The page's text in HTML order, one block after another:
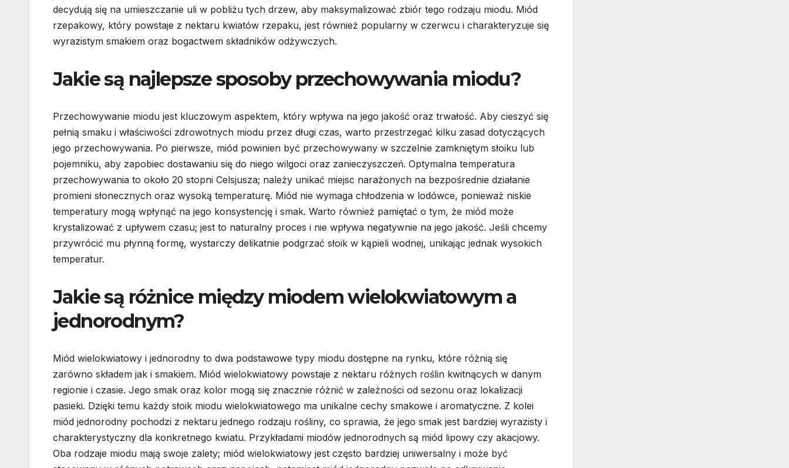
decydują się na umieszczanie uli w pobliżu tych drzew, aby maksymalizować zbiór tego rodzaju miodu. Miód
rzepakowy, który powstaje z nektaru kwiatów rzepaku, jest również popularny w czerwcu i charakteryzuje się
wyrazistym smakiem oraz bogactwem składników odżywczych.
Jakie są najlepsze sposoby przechowywania miodu?
Przechowywanie miodu jest kluczowym aspektem, który wpływa na jego jakość oraz trwałość. Aby cieszyć się
pełnią smaku i właściwości zdrowotnych miodu przez długi czas, warto przestrzegać kilku zasad dotyczących
jego przechowywania. Po pierwsze, miód powinien być przechowywany w szczelnie zamkniętym słoiku lub
pojemniku, aby zapobiec dostawaniu się do niego wilgoci oraz zanieczyszczeń. Optymalna temperatura
przechowywania to około 20 stopni Celsjusza; należy unikać miejsc narażonych na bezpośrednie działanie
promieni słonecznych oraz wysoką temperaturę. Miód nie wymaga chłodzenia w lodówce, ponieważ niskie
temperatury mogą wpłynąć na jego konsystencję i smak. Warto również pamiętać o tym, że miód może
krystalizować z upływem czasu; jest to naturalny proces i nie wpływa negatywnie na jego jakość. Jeśli chcemy
przywrócić mu płynną formę, wystarczy delikatnie podgrzać słoik w kąpieli wodnej, unikając jednak wysokich
temperatur.
Jakie są różnice między miodem wielokwiatowym a
jednorodnym?
Miód wielokwiatowy i jednorodny to dwa podstawowe typy miodu dostępne na rynku, które różnią się
zarówno składem jak i smakiem. Miód wielokwiatowy powstaje z nektaru różnych roślin kwitnących w danym
regionie i czasie. Jego smak oraz kolor mogą się znacznie różnić w zależności od sezonu oraz lokalizacji
pasieki. Dzięki temu każdy słoik miodu wielokwiatowego ma unikalne cechy smakowe i aromatyczne. Z kolei
miód jednorodny pochodzi z nektaru jednego rodzaju rośliny, co sprawia, że jego smak jest bardziej wyrazisty i
charakterystyczny dla konkretnego kwiatu. Przykładami miodów jednorodnych są miód lipowy czy akacjowy.
Oba rodzaje miodu mają swoje zalety; miód wielokwiatowy jest często bardziej uniwersalny i może być